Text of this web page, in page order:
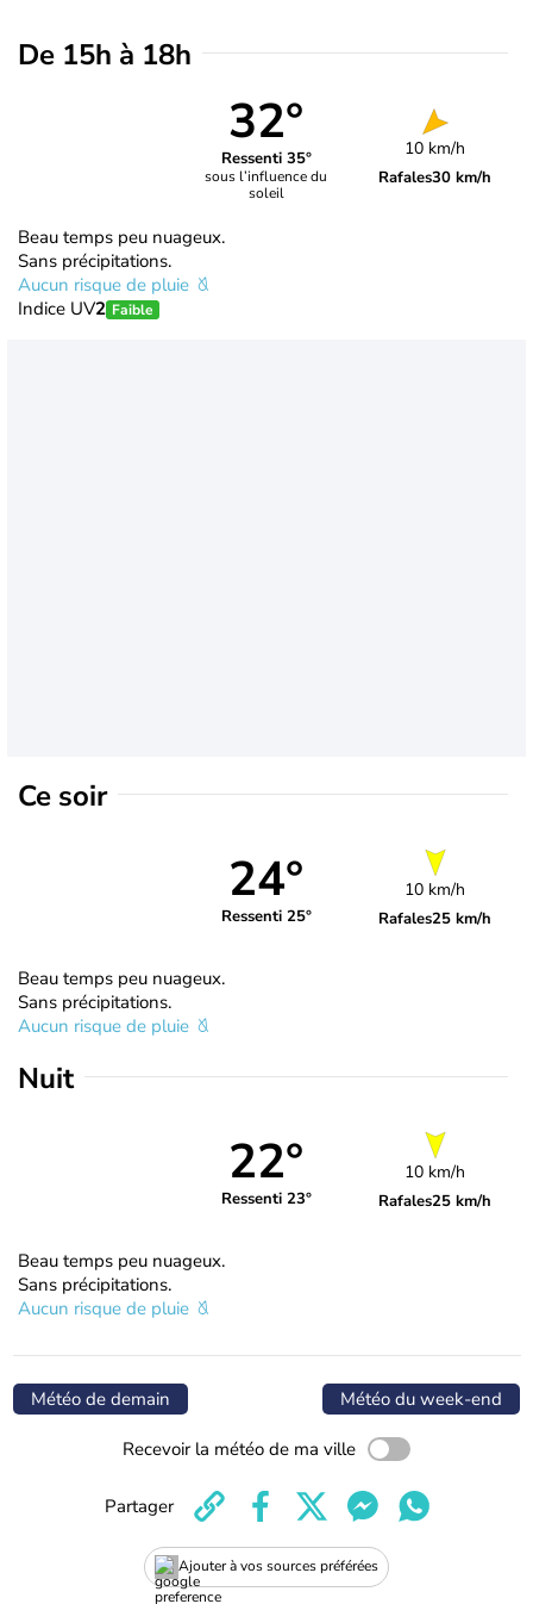
De 15h à 18h
32°
Ressenti 35°
sous l’influence du
soleil
10 km/h
Rafales30 km/h
Beau temps peu nuageux.
Sans précipitations.
Aucun risque de pluie
Indice UV2 Faible
Ce soir
24°
Ressenti 25°
10 km/h
Rafales25 km/h
Beau temps peu nuageux.
Sans précipitations.
Aucun risque de pluie
Nuit
22°
Ressenti 23°
10 km/h
Rafales25 km/h
Beau temps peu nuageux.
Sans précipitations.
Aucun risque de pluie
Météo de demain Météo du week-end
Recevoir la météo de ma ville
Ajouter à vos sources préférées
Partager